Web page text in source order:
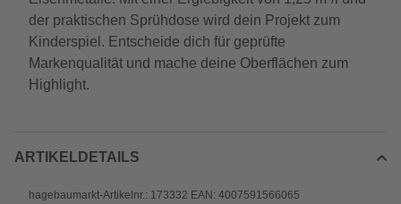
der praktischen Sprühdose wird dein Projekt zum
Kinderspiel. Entscheide dich für geprüfte
Markenqualität und mache deine Oberflächen zum
Highlight.
ARTIKELDETAILS
hagebaumarkt-Artikelnr.: 173332 EAN: 4007591566065